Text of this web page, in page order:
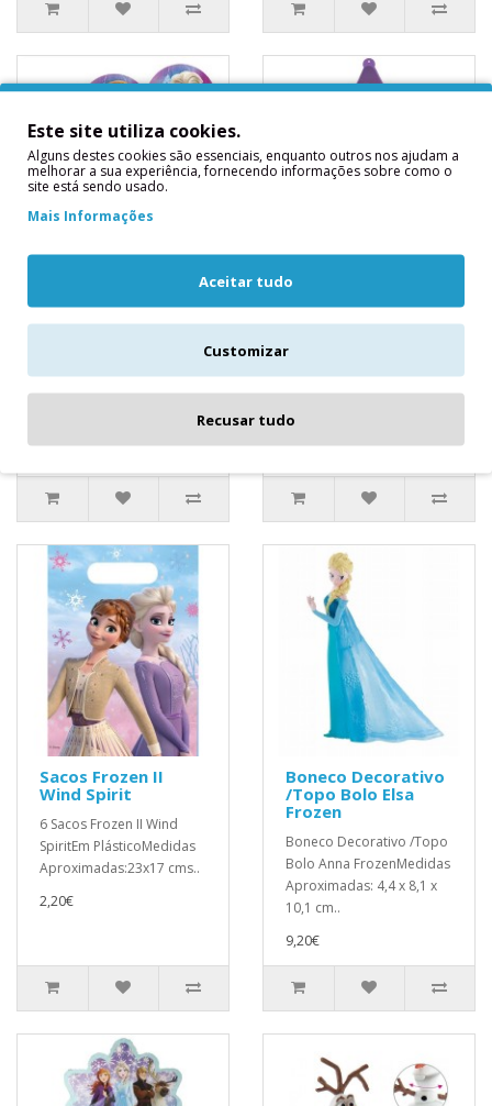
Decorativos de
Mesa Frozen
cmsContém:1 balão frente
e verso ..
Balão Estrela
Frozen Wind Spirit
Wind SpiritMedidas
Aproximadas: 46 cms..
Sacos Frozen II
Wind Spirit
6 Sacos Frozen II Wind
SpiritEm PlásticoMedidas
Aproximadas:23x17 cms..
2,20€
Boneco Decorativo
/Topo Bolo Elsa
Frozen
Boneco Decorativo /Topo
Bolo Anna FrozenMedidas
Aproximadas: 4,4 x 8,1 x
10,1 cm..
9,20€
Este site utiliza cookies.
Alguns destes cookies são essenciais, enquanto outros nos ajudam a
melhorar a sua experiência, fornecendo informações sobre como o
site está sendo usado.
Mais Informações
Aceitar tudo
Customizar
Recusar tudo